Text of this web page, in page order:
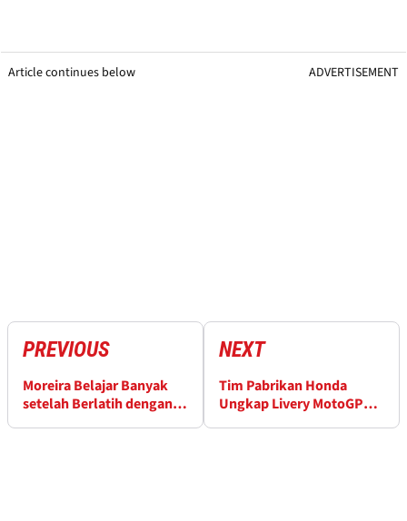
Article continues below ADVERTISEMENT
PREVIOUS
Moreira Belajar Banyak
setelah Berlatih dengan
NEXT
Tim Pabrikan Honda
Ungkap Livery MotoGP